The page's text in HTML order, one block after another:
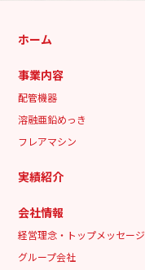
ホーム
事業内容
配管機器
溶融亜鉛めっき
フレアマシン
実績紹介
会社情報
経営理念・トップメッセージ
グループ会社